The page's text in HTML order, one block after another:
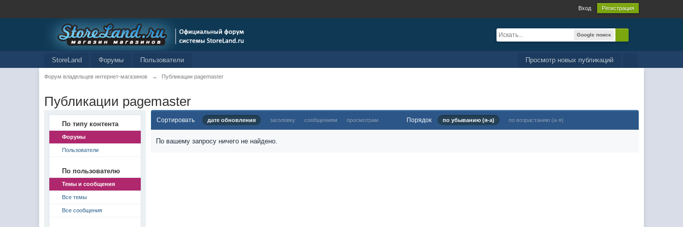
Вход Регистрация
Google поиск
Просмотр новых публикаций
StoreLand Форумы Пользователи
Форум владельцев интернет-магазинов → Публикации pagemaster
Публикации pagemaster
По типу контента
Форумы
Пользователи
По пользователю
Темы и сообщения
Все темы
Все сообщения
Сортировать дате обновления заголовку сообщениям просмотрам Порядок по убыванию (я-а) по возрастанию (а-я)
По вашему запросу ничего не найдено.